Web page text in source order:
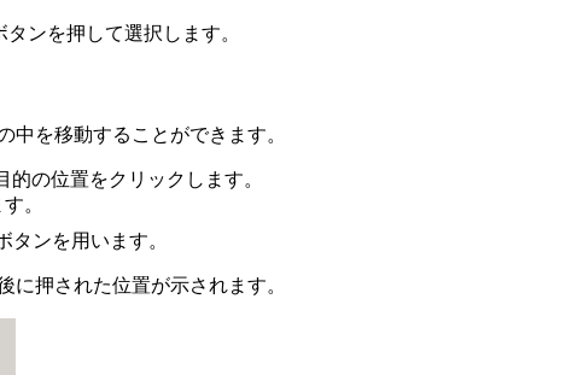
タンを押して選択します。
中を移動することができます。
的の位置をクリックします。
。
タンを用います。
に押された位置が示されます。